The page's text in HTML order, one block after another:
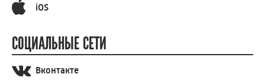
iOS
СОЦИАЛЬНЫЕ СЕТИ
Вконтакте